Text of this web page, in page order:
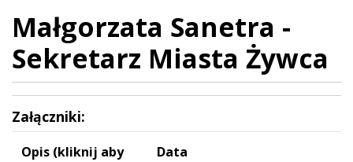
Małgorzata Sanetra -
Sekretarz Miasta Żywca
Załączniki:
Opis (kliknij aby
Data